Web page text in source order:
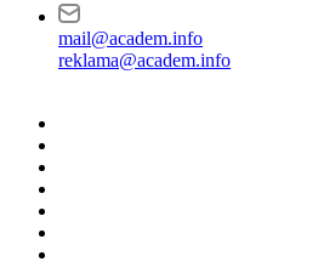
mail@academ.info
reklama@academ.info